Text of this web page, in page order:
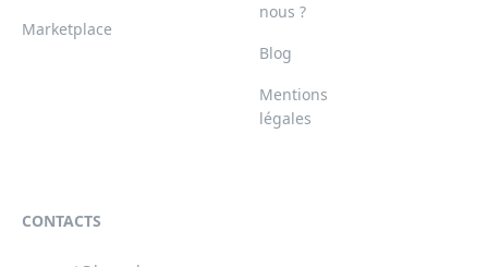
Marketplace
nous ?
Blog
Mentions
légales
CONTACTS